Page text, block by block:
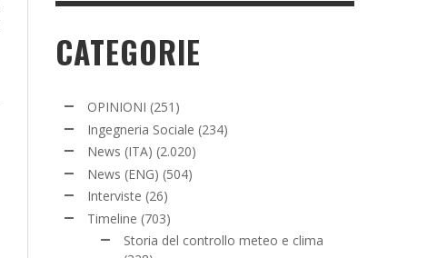
CATEGORIE
OPINIONI (251)
Ingegneria Sociale (234)
News (ITA) (2.020)
News (ENG) (504)
Interviste (26)
Timeline (703)
Storia del controllo meteo e clima